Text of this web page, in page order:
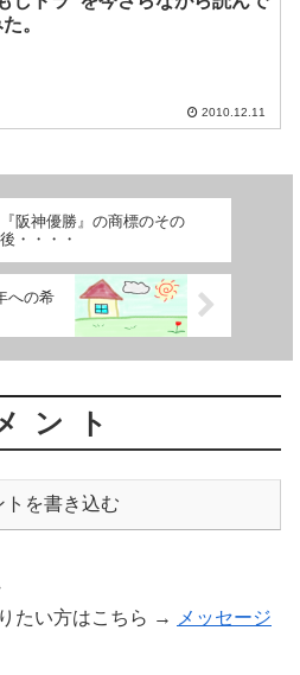
。
2010.12.11
『阪神優勝』の商標のその
後・・・・
への希
ント
トを書き込む
たい方はこちら →
メッセージ